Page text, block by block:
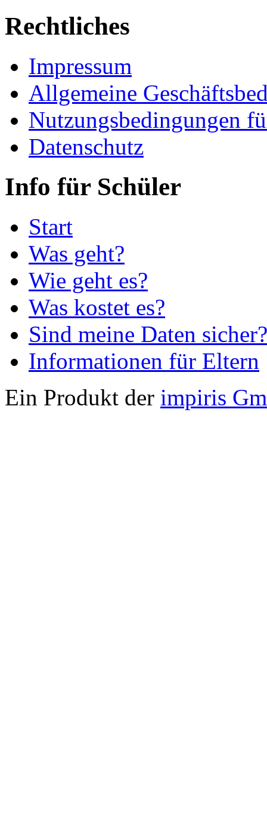
Rechtliches
Impressum
Allgemeine
Nutzungsbedingungen
Datenschutz
Info für Schüler
Start
Was geht?
Wie geht es?
Was kostet es?
Sind meine Daten sicher?
Informationen für Eltern
Ein Produkt der impiris